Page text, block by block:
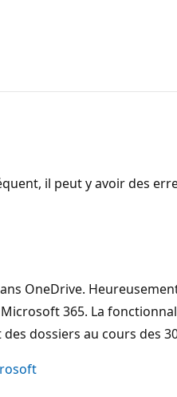
il peut y avoir des
OneDrive.
365. La
dossiers au cours des